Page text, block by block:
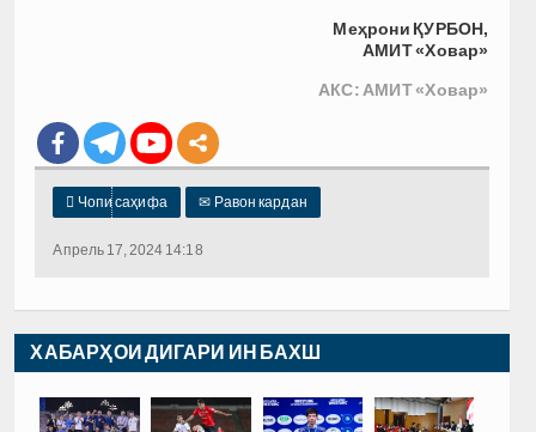
Меҳрони ҚУРБОН,
АМИТ «Ховар»
АКС: АМИТ «Ховар»
 Чопи саҳифа ✉ Равон кардан
Апрель 17, 2024 14:18
ХАБАРҲОИ ДИГАРИ ИН БАХШ